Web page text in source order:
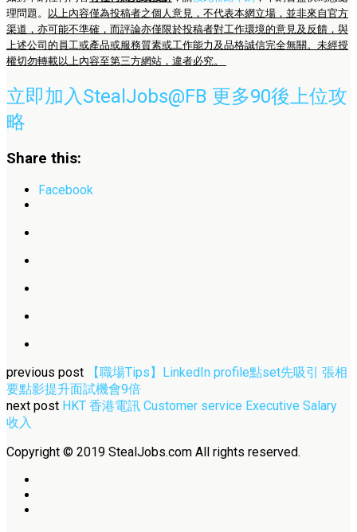
理問題。
以上內容僅為投稿者之個人意見，不代表本網立場，並非來自官方
渠道，亦可能不準確，而評論亦僅限於投稿者對工作環境的意見及反饋，與
上述公司的員工或產品或服務質素或工作能力及品格誠信完全無關。未經授
權切勿轉載以上內容至第三方網站，違者必究。
立即加入StealJobs@FB 更多90後上位攻
略
Share this:
Facebook
previous post
【職場Tips】LinkedIn profile點set先吸引 張相
要點影提升面試機會9倍
next post HKT 香港電訊 Customer service Executive Salary
收入
Copyright © 2019 StealJobs.com All rights reserved.